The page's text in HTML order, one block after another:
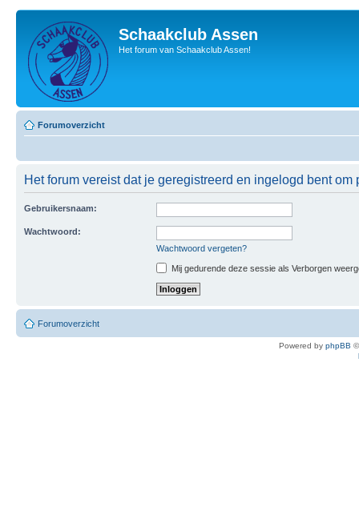
Schaakclub Assen
Het forum van Schaakclub Assen!
Forumoverzicht
Het forum vereist dat je geregistreerd en ingelogd bent om
Gebruikersnaam:
Wachtwoord:
Wachtwoord vergeten?
Mij gedurende deze sessie als Verborgen
Forumoverzicht
Powered by phpBB